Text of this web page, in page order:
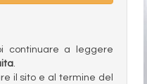
continuare a leggere
.
il sito e al termine del